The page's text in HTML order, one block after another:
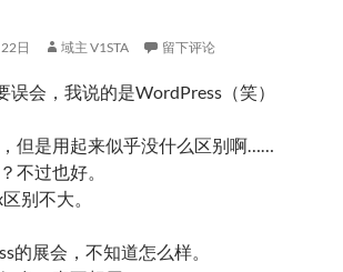
日 域主 V1STA 留下评论
会，我说的是WordPress（笑）
但是用起来似乎没什么区别啊……
不过也好。
别不大。
的展会，不知道怎么样。